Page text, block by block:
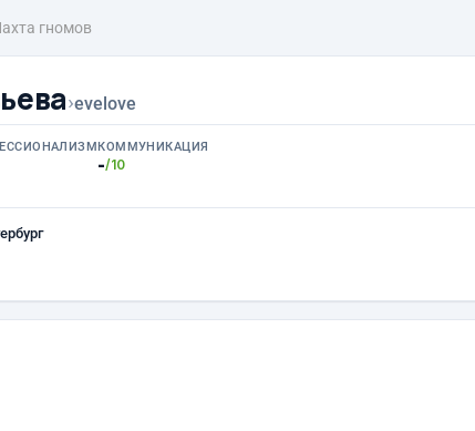
гномов
›evelove
КОММУНИКАЦИЯ
-/10